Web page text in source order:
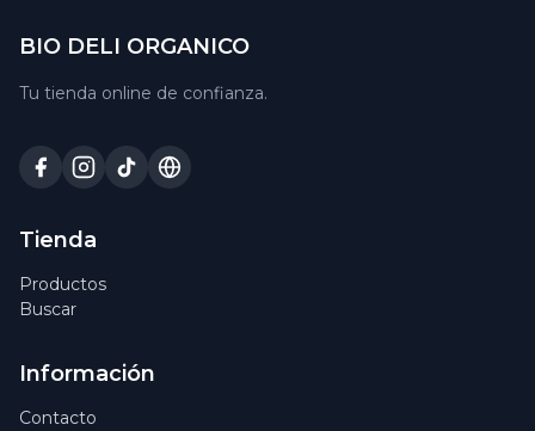
BIO DELI ORGANICO
Tu tienda online de confianza.
Tienda
Productos
Buscar
Información
Contacto